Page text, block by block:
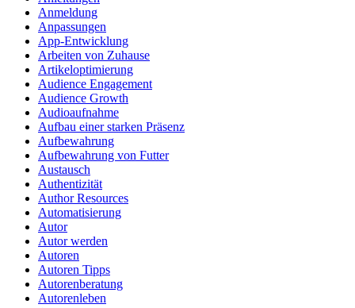
Anmeldung
Anpassungen
App-Entwicklung
Arbeiten von Zuhause
Artikeloptimierung
Audience Engagement
Audience Growth
Audioaufnahme
Aufbau einer starken Präsenz
Aufbewahrung
Aufbewahrung von Futter
Austausch
Authentizität
Author Resources
Automatisierung
Autor
Autor werden
Autoren
Autoren Tipps
Autorenberatung
Autorenleben